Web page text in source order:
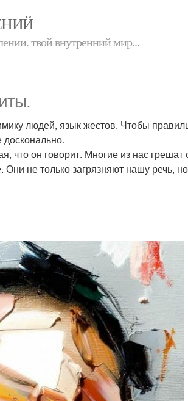
твой внутренний мир...
людей, язык жестов. Чтобы
что он говорит. Многие из нас грешат
Они не только загрязняют нашу речь,